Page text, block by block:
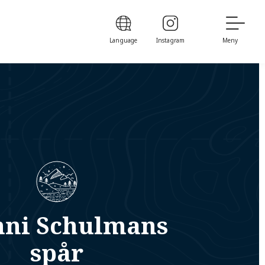
Language Instagram Meny
Schulmans
spår